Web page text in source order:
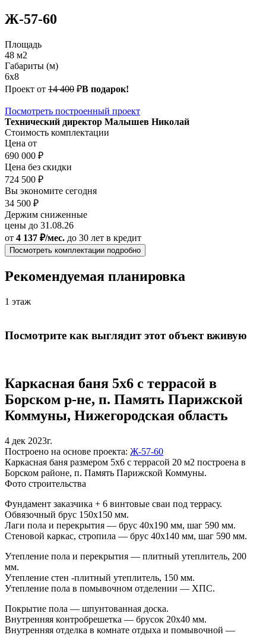
Ж-57-60
Площадь
48 м2
Габариты (м)
6x8
Проект от 14 400 ₽В подарок!
Посмотреть построенный проект
Технический директор Малышев Николай
Стоимость комплектации
Цена от
690 000 ₽
Цена без скидки
724 500 ₽
Вы экономите сегодня
34 500 ₽
Держим сниженные
цены до 31.08.26
от 4 137 ₽/мес. до 30 лет в кредит
Посмотреть комплектации подробно
Рекомендуемая планировка
1 этаж
Посмотрите как выглядит этот объект вживую
Каркасная баня 5х6 с террасой в
Борском р-не, п. Память Парижской
Коммуны, Нижегородская область
4 дек 2023г.
Построено на основе проекта: Ж-57-60
Каркасная баня размером 5х6 с террасой 20 м2 построена в
Борском районе, п. Память Парижской Коммуны.
Фото строительства
Фундамент заказчика + 6 винтовые сваи под террасу.
Обвязочный брус 150х150 мм.
Лаги пола и перекрытия — брус 40х190 мм, шаг 590 мм.
Стеновой каркас, стропила — брус 40х140 мм, шаг 590 мм.
Утепление пола и перекрытия — плитный утеплитель, 200
мм.
Утепление стен -плитный утеплитель, 150 мм.
Утепление пола в помывочном отделении — ХПС.
Покрытие пола — шпунтованная доска.
Внутренняя контробрешетка — брусок 20х40 мм.
Внутренняя отделка в комнате отдыха и помывочной —